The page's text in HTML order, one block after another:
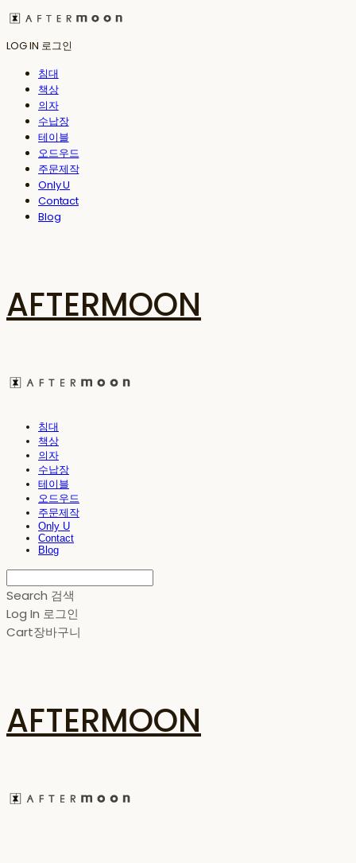
LOG IN 로그인
침대
책상
의자
수납장
테이블
오드우드
주문제작
Only U
Contact
Blog
AFTERMOON
침대
책상
의자
수납장
테이블
오드우드
주문제작
Only U
Contact
Blog
Search 검색
Log In 로그인
Cart장바구니
AFTERMOON